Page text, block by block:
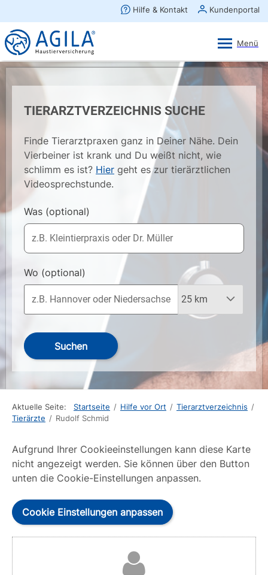
TIERARZTVERZEICHNIS SUCHE
Finde Tierarztpraxen ganz in Deiner Nähe. Dein
Vierbeiner ist krank und Du weißt nicht, wie
schlimm es ist? Hier geht es zur tierärztlichen
Videosprechstunde.
Was (optional)
Wo (optional)
Suchen
Aktuelle Seite: Startseite / Hilfe vor Ort / Tierarztverzeichnis /
Tierärzte / Rudolf Schmid
Aufgrund Ihrer Cookieeinstellungen kann diese Karte
nicht angezeigt werden. Sie können über den Button
unten die Cookie-Einstellungen anpassen.
Cookie Einstellungen anpassen
×
AGILA Kunden-App
Gratis - Im Play Store laden
Ansehen